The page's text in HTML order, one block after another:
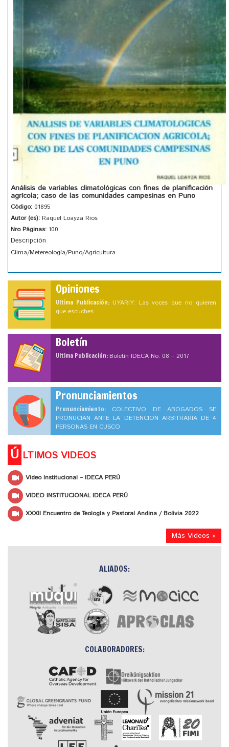
Análisis de variables climatológicas con fines de planificación
agrícola; caso de las comunidades campesinas en Puno
Código: 01895
Autor (es): Raquel Loayza Rios
Nro Páginas: 100
Descripción
Clima/Metereología/Puno/Agricultura
Opiniones
Ultima Publicación: UYARIY: Las voces que no quieren
que escuches
Boletín
Ultima Publicación:Boletín IDECA No. 08 – 2017
Pronunciamientos
Pronunciamiento: COLECTIVO DE ABOGADOS SE
PRONUCIAN ANTE LA DETENCION ARBITRARIA DE 4
PERSONAS EN CUSCO
Ú LTIMOS VIDEOS
Video Institucional – IDECA PERÚ
VIDEO INSTITUCIONAL IDECA PERÚ
XXXII Encuentro de Teología y Pastoral Andina / Bolivia 2022
Más Videos »
ALIADOS:
COLABORADORES: